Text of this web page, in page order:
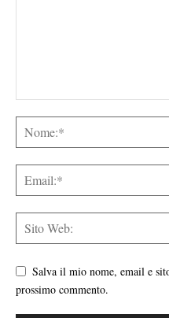
Salva il mio nome, email e
prossimo commento.